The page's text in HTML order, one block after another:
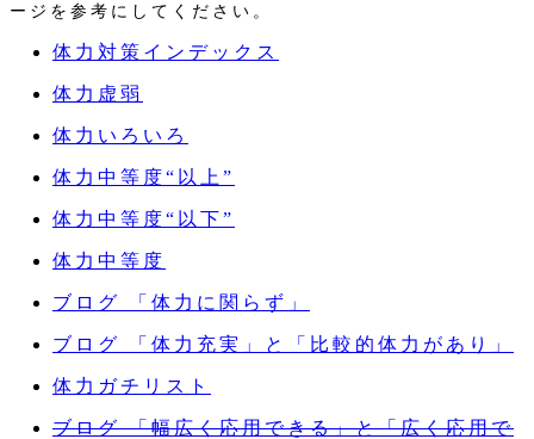
ージを参考にしてください。
体力対策インデックス
体力虚弱
体力いろいろ
体力中等度“以上”
体力中等度“以下”
体力中等度
ブログ 「体力に関らず」
ブログ 「体力充実」と「比較的体力があり」
体力ガチリスト
ブログ 「幅広く応用できる」と「広く応用で